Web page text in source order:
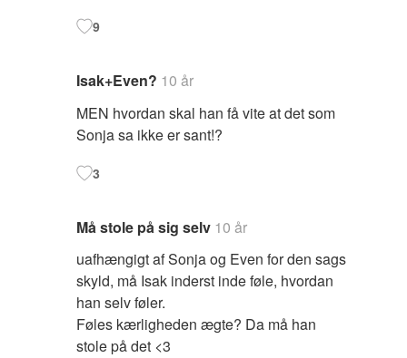
9
Isak+Even? 10 år
MEN hvordan skal han få vite at det som
Sonja sa ikke er sant!?
3
Må stole på sig selv 10 år
uafhængigt af Sonja og Even for den sags
skyld, må Isak inderst inde føle, hvordan
han selv føler.
Føles kærligheden ægte? Da må han
stole på det <3